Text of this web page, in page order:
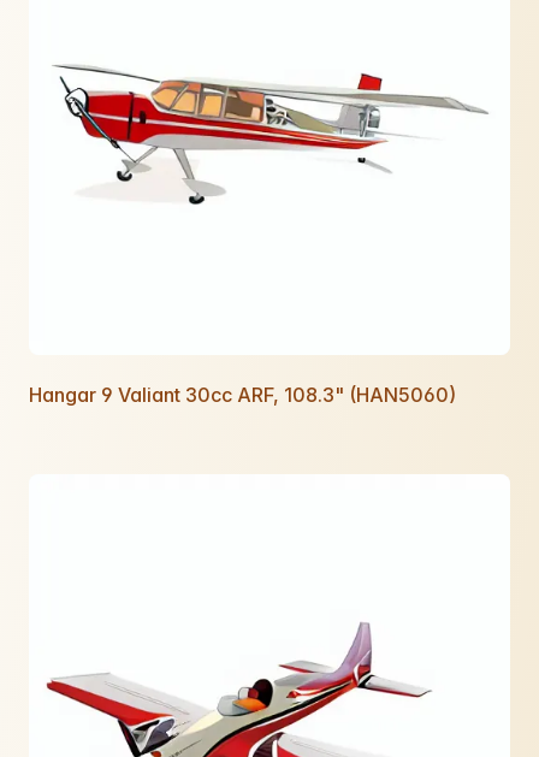
Hangar 9 Valiant 30cc ARF, 108.3" (HAN5060)